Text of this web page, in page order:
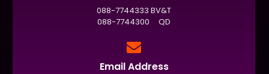
088-7744333 BV&T
088-7744300 QD
Email Address